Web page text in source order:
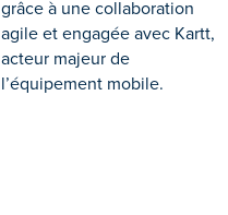
grâce à une collaboration
agile et engagée avec Kartt,
acteur majeur de
l’équipement mobile.